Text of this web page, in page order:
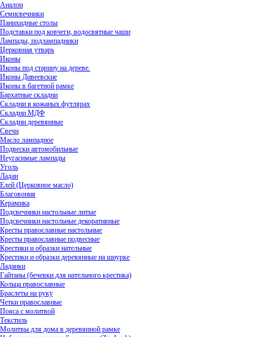
Аналои
Семисвечники
Панихидные столы
Подставки под ковчеги, водосвятные чаши
Лампады, подлампадники
Церковная утварь
Иконы
Иконы под старину на дереве.
Иконы Дивеевские
Иконы в багетной рамке
Бархатные складни
Складни в кожаных футлярах
Складни МДФ
Складни деревянные
Свечи
Масло лампадное
Подвески автомобильные
Неугасимые лампады
Уголь
Ладан
Елей (Церковное масло)
Благовония
Керамика
Подсвечники настольные литые
Подсвечники настольные декоративные
Кресты православные настольные
Кресты православные подвесные
Крестики и образки нательные
Крестики и образки деревянные на шнурке
Ладанки
Гайтаны (бечевки для нательного крестика)
Кольца православные
Браслеты на руку
Четки православные
Пояса с молитвой
Текстиль
Молитвы для дома в деревянной рамке